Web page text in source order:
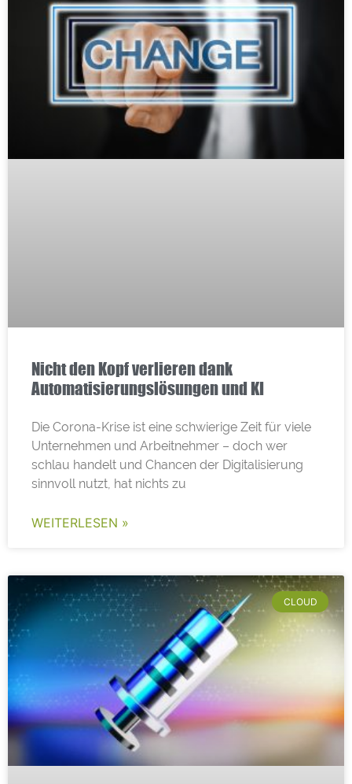
Nicht den Kopf verlieren dank
Automatisierungslösungen und KI
Die Corona-Krise ist eine schwierige Zeit für viele
Unternehmen und Arbeitnehmer – doch wer
schlau handelt und Chancen der Digitalisierung
sinnvoll nutzt, hat nichts zu
WEITERLESEN »
CLOUD